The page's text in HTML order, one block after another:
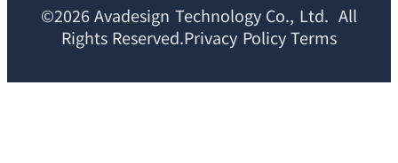
©2026 Avadesign Technology Co., Ltd. All
Rights Reserved.Privacy Policy Terms